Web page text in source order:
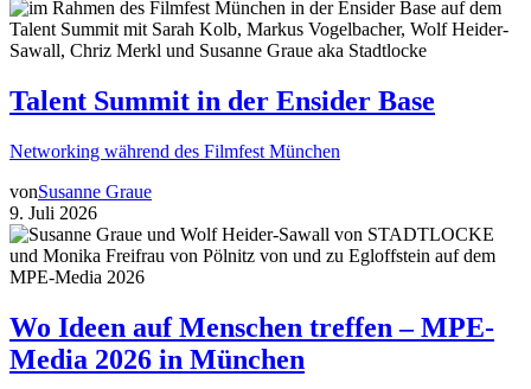
Talent Summit in der Ensider Base
Networking während des Filmfest München
vonSusanne Graue
9. Juli 2026
Wo Ideen auf Menschen treffen – MPE-
Media 2026 in München